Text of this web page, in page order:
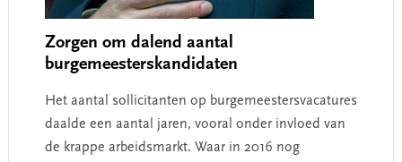
Zorgen om dalend aantal
burgemeesterskandidaten
Het aantal sollicitanten op burgemeestersvacatures
daalde een aantal jaren, vooral onder invloed van
de krappe arbeidsmarkt. Waar in 2016 nog